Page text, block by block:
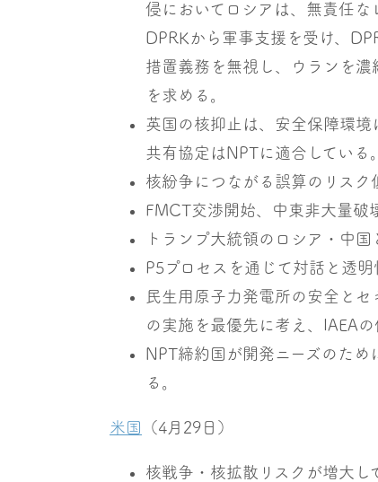
侵においてロシアは、無責任な
DPRKから軍事支援を受け、
措置義務を無視し、ウランを
を求める。
英国の核抑止は、安全保障環
共有協定はNPTに適合している。
核紛争につながる誤算のリスク
FMCT交渉開始、中東非大量破
トランプ大統領のロシア・中国
P5プロセスを通じて対話と透明
民生用原子力発電所の安全と
の実施を最優先に考え、IAEA
NPT締約国が開発ニーズのため
る。
米国 （4月29日）
核戦争・核拡散リスクが増大し